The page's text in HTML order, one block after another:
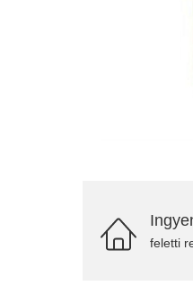
feletti